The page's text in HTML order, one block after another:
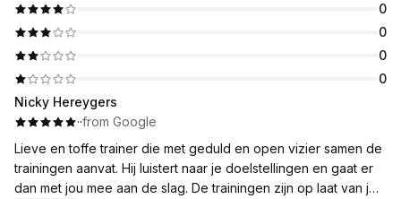
0
0
0
0
Nicky Hereygers
··from Google
Lieve en toffe trainer die met geduld en open vizier samen de
trainingen aanvat. Hij luistert naar je doelstellingen en gaat er
dan met jou mee aan de slag. De trainingen zijn op laat van je